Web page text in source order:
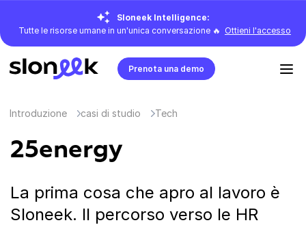
Sloneek Intelligence:
Tutte le risorse umane in un'unica conversazione 🔥 Ottieni l'accesso
Prenota una demo
Introduzione casi di studio Tech
25energy
La prima cosa che apro al lavoro è
Sloneek. Il percorso verso le HR